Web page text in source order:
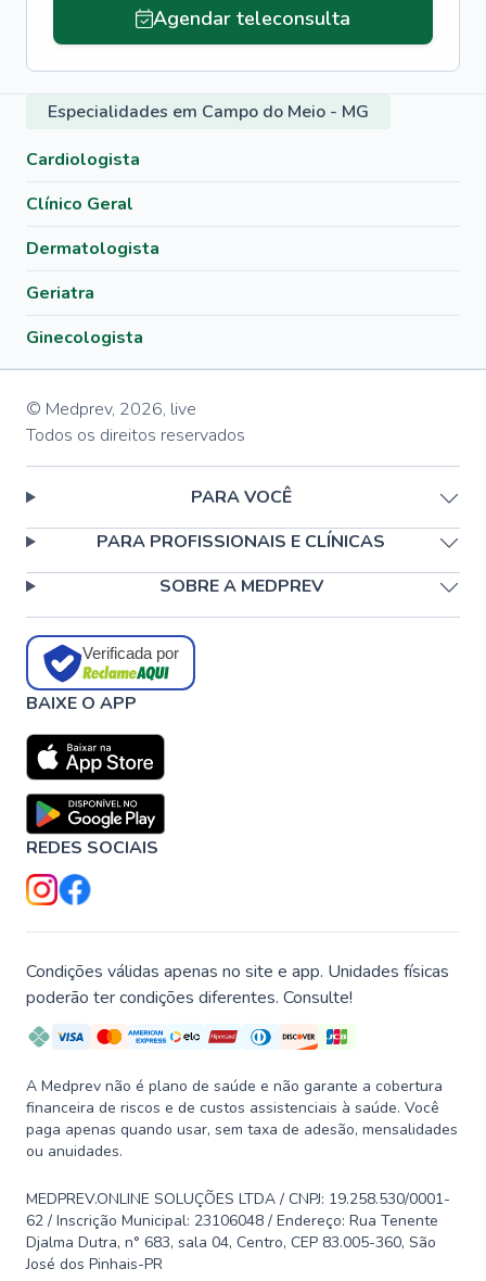
Agendar teleconsulta
Especialidades em Campo do Meio - MG
Cardiologista
Clínico Geral
Dermatologista
Geriatra
Ginecologista
© Medprev, 2026, live
Todos os direitos reservados
PARA VOCÊ
PARA PROFISSIONAIS E CLÍNICAS
SOBRE A MEDPREV
Verificada por
BAIXE O APP
REDES SOCIAIS
Condições válidas apenas no site e app. Unidades físicas
poderão ter condições diferentes. Consulte!
A Medprev não é plano de saúde e não garante a cobertura
financeira de riscos e de custos assistenciais à saúde. Você
paga apenas quando usar, sem taxa de adesão, mensalidades
ou anuidades.
MEDPREV.ONLINE SOLUÇÕES LTDA / CNPJ: 19.258.530/0001-
62 / Inscrição Municipal: 23106048 / Endereço: Rua Tenente
Djalma Dutra, n° 683, sala 04, Centro, CEP 83.005-360, São
José dos Pinhais-PR